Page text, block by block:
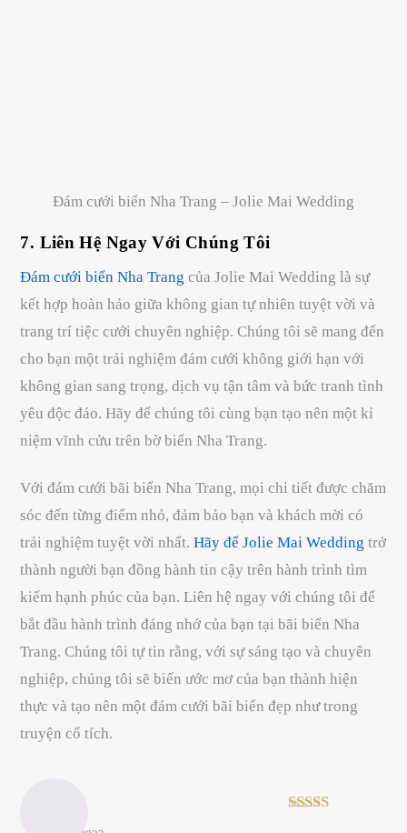
Đám cưới biển Nha Trang – Jolie Mai Wedding
7. Liên Hệ Ngay Với Chúng Tôi
Đám cưới biển Nha Trang của Jolie Mai Wedding là sự
kết hợp hoàn hảo giữa không gian tự nhiên tuyệt vời và
trang trí tiệc cưới chuyên nghiệp. Chúng tôi sẽ mang đến
cho bạn một trải nghiệm đám cưới không giới hạn với
không gian sang trọng, dịch vụ tận tâm và bức tranh tình
yêu độc đáo. Hãy để chúng tôi cùng bạn tạo nên một kỉ
niệm vĩnh cửu trên bờ biển Nha Trang.
Với đám cưới bãi biển Nha Trang, mọi chi tiết được chăm
sóc đến từng điểm nhỏ, đảm bảo bạn và khách mời có
trải nghiệm tuyệt vời nhất.Hãy để Jolie Mai Wedding trở
thành người bạn đồng hành tin cậy trên hành trình tìm
kiếm hạnh phúc của bạn. Liên hệ ngay với chúng tôi để
bắt đầu hành trình đáng nhớ của bạn tại bãi biển Nha
Trang. Chúng tôi tự tin rằng, với sự sáng tạo và chuyên
nghiệp, chúng tôi sẽ biến ước mơ của bạn thành hiện
thực và tạo nên một đám cưới bãi biển đẹp như trong
truyện cổ tích.